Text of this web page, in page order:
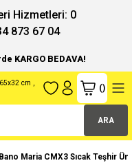
Hizmetleri: 0
873 67 04
KARGO BEDAVA!
ARA
()
Maria CMX3 Sıcak Teşhir